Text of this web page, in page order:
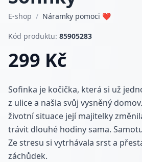
E-shop / Náramky pomoci ❤
Kód produktu: 85905283
299 Kč
Sofinka je kočička, která si už
z ulice a našla svůj vysněný
životní situace její majitelky
trávit dlouhé hodiny sama.
Ze stresu si vytrhávala srst a
záchůdek.